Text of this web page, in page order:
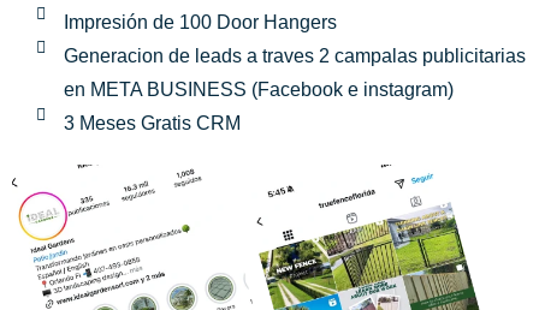
Impresión de 100 Door Hangers
Generacion de leads a traves 2 campalas publicitarias
en META BUSINESS (Facebook e instagram)
3 Meses Gratis CRM